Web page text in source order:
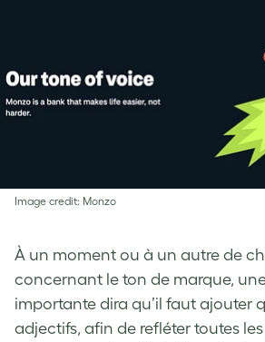
Image credit: Monzo
À un moment ou à un autre de
concernant le ton de marque,
importante dira qu’il faut ajouter
adjectifs, afin de refléter toutes